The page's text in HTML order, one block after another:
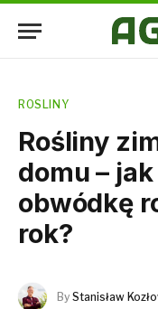
ROSLINY
Rośliny
domu –
obwódkę
rok?
By Stanisław